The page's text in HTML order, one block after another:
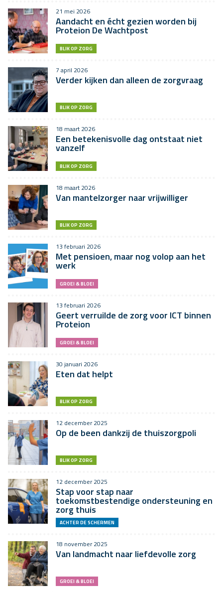
21 mei 2026
Aandacht en écht gezien worden bij
Proteion De Wachtpost
BLIK OP ZORG
7 april 2026
Verder kijken dan alleen de zorgvraag
BLIK OP ZORG
18 maart 2026
Een betekenisvolle dag ontstaat niet
vanzelf
BLIK OP ZORG
18 maart 2026
Van mantelzorger naar vrijwilliger
BLIK OP ZORG
13 februari 2026
Met pensioen, maar nog volop aan het
werk
GROEI & BLOEI
13 februari 2026
Geert verruilde de zorg voor ICT binnen
Proteion
GROEI & BLOEI
30 januari 2026
Eten dat helpt
BLIK OP ZORG
12 december 2025
Op de been dankzij de thuiszorgpoli
BLIK OP ZORG
12 december 2025
Stap voor stap naar
toekomstbestendige ondersteuning en
zorg thuis
ACHTER DE SCHERMEN
18 november 2025
Van landmacht naar liefdevolle zorg
GROEI & BLOEI